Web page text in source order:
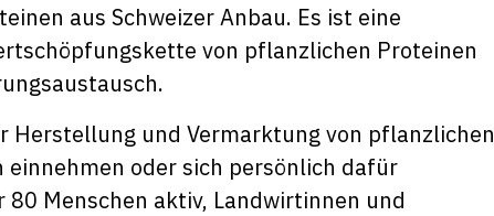
aus Schweizer Anbau. Es ist eine
von pflanzlichen Proteinen
Herstellung und Vermarktung von pflanzlichen
oder sich persönlich dafür
Menschen aktiv, Landwirtinnen und